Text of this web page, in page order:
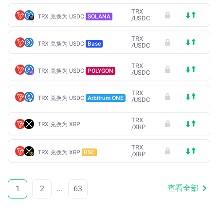
TRX 兑换为 USDC SOLANA
TRX
/USDC
TRX 兑换为 USDC Base
TRX
/USDC
TRX 兑换为 USDC POLYGON
TRX
/USDC
TRX 兑换为 USDC Arbitrum ONE
TRX
/USDC
TRX 兑换为 XRP
TRX
/XRP
TRX 兑换为 XRP BSC
TRX
/XRP
1 2 ... 63 查看全部